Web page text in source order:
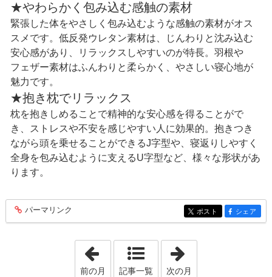
★やわらかく包み込む感触の素材
緊張した体をやさしく包み込むような感触の素材がオス
スメです。低反発ウレタン素材は、じんわりと沈み込む
安心感があり、リラックスしやすいのが特長。羽根や
フェザー素材はふんわりと柔らかく、やさしい寝心地が
魅力です。
★抱き枕でリラックス
枕を抱きしめることで精神的な安心感を得ることがで
き、ストレスや不安を感じやすい人に効果的。抱きつき
ながら頭を乗せることができるJ字型や、寝返りしやすく
全身を包み込むように支えるU字型など、様々な形状があ
ります。
entry377
パーマリンク entry377
ポスト entry377
シェア
「2026年2月」
前の月 記事一覧 次の月